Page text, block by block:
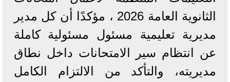
الثانوية العامة 2026 ، مؤكدًا أن كل مدير
مديرية تعليمية مسئول مسئولية كاملة
عن انتظام سير الامتحانات داخل نطاق
مديريته، والتأكد من الالتزام الكامل